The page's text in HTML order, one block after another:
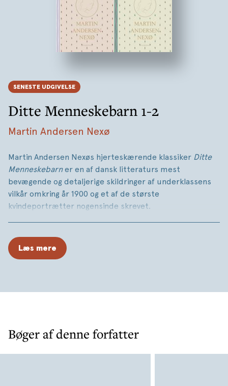
SENESTE UDGIVELSE
Ditte Menneskebarn 1-2
Martin Andersen Nexø
Martin Andersen Nexøs hjerteskærende klassiker Ditte
Menneskebarner en af dansk litteraturs mest
bevægende og detaljerige skildringer af underklassens
vilkår omkring år 1900 og et af de største
kvindeportrætter nogensinde skrevet.
opvækst i samfundets nederste sociale lag, hvor hendes
hjælpsomhed bliver misbrugt og udnyttet gennem hele
Læs mere
Bøger af denne forfatter